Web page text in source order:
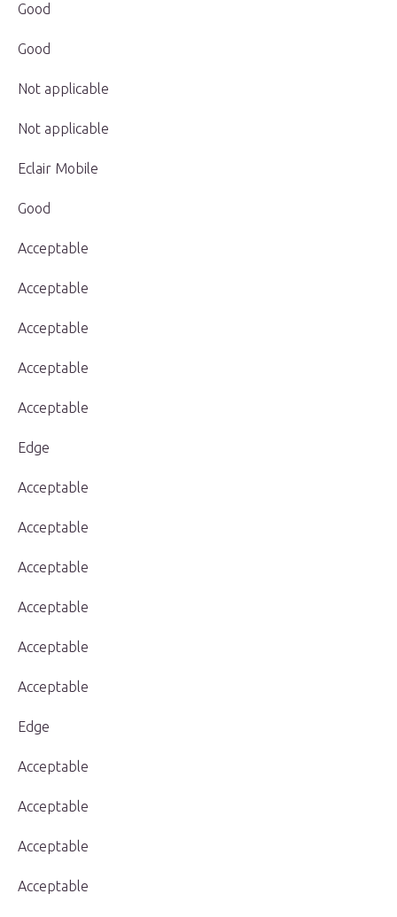
Good
Good
Not applicable
Not applicable
Eclair Mobile
Good
Acceptable
Acceptable
Acceptable
Acceptable
Acceptable
Edge
Acceptable
Acceptable
Acceptable
Acceptable
Acceptable
Acceptable
Edge
Acceptable
Acceptable
Acceptable
Acceptable